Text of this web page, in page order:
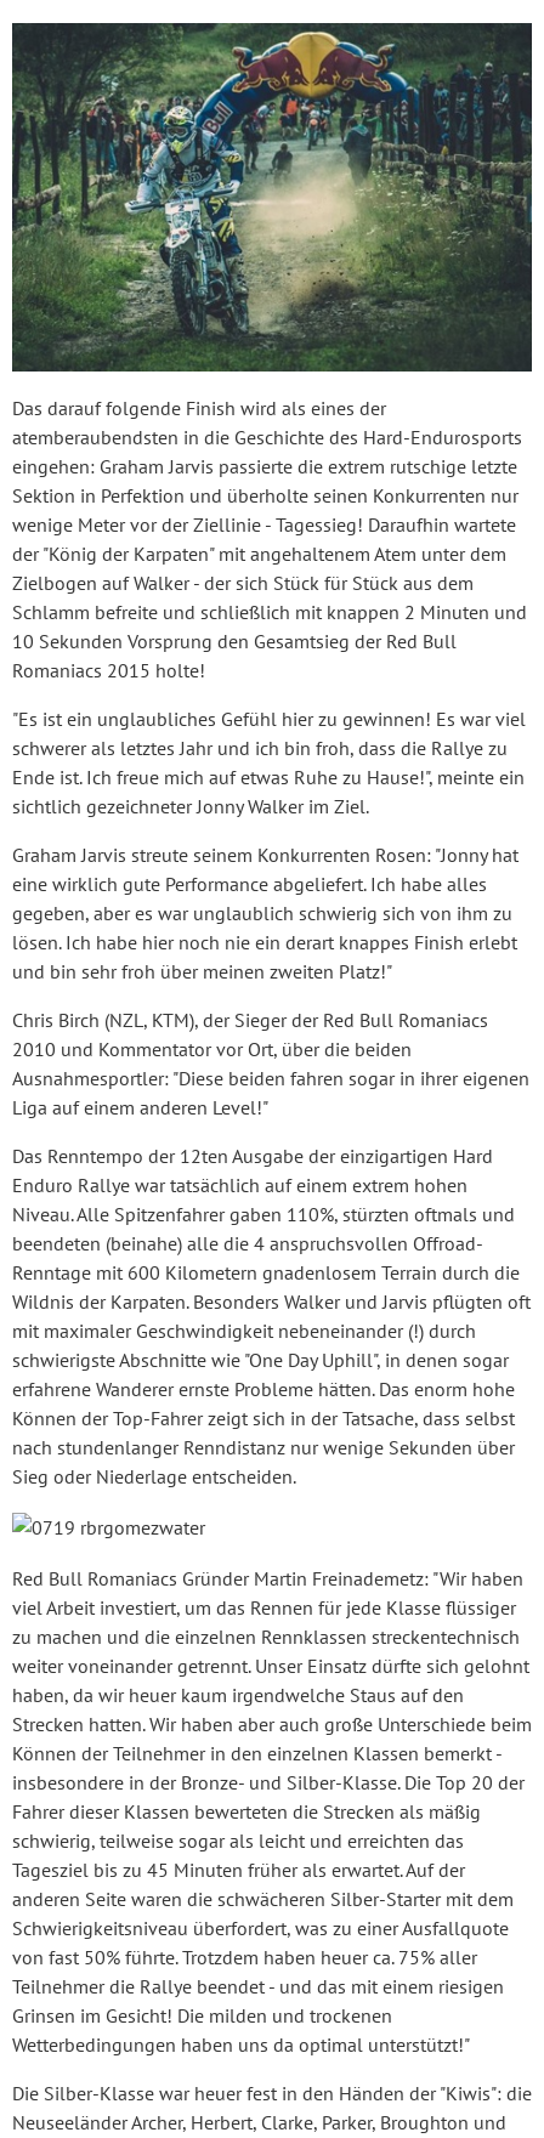
Das darauf folgende Finish wird als eines der
atemberaubendsten in die Geschichte des Hard-Endurosports
eingehen: Graham Jarvis passierte die extrem rutschige letzte
Sektion in Perfektion und überholte seinen Konkurrenten nur
wenige Meter vor der Ziellinie - Tagessieg! Daraufhin wartete
der "König der Karpaten" mit angehaltenem Atem unter dem
Zielbogen auf Walker - der sich Stück für Stück aus dem
Schlamm befreite und schließlich mit knappen 2 Minuten und
10 Sekunden Vorsprung den Gesamtsieg der Red Bull
Romaniacs 2015 holte!
"Es ist ein unglaubliches Gefühl hier zu gewinnen! Es war viel
schwerer als letztes Jahr und ich bin froh, dass die Rallye zu
Ende ist. Ich freue mich auf etwas Ruhe zu Hause!", meinte ein
sichtlich gezeichneter Jonny Walker im Ziel.
Graham Jarvis streute seinem Konkurrenten Rosen: "Jonny hat
eine wirklich gute Performance abgeliefert. Ich habe alles
gegeben, aber es war unglaublich schwierig sich von ihm zu
lösen. Ich habe hier noch nie ein derart knappes Finish erlebt
und bin sehr froh über meinen zweiten Platz!"
Chris Birch (NZL, KTM), der Sieger der Red Bull Romaniacs
2010 und Kommentator vor Ort, über die beiden
Ausnahmesportler: "Diese beiden fahren sogar in ihrer eigenen
Liga auf einem anderen Level!"
Das Renntempo der 12ten Ausgabe der einzigartigen Hard
Enduro Rallye war tatsächlich auf einem extrem hohen
Niveau. Alle Spitzenfahrer gaben 110%, stürzten oftmals und
beendeten (beinahe) alle die 4 anspruchsvollen Offroad-
Renntage mit 600 Kilometern gnadenlosem Terrain durch die
Wildnis der Karpaten. Besonders Walker und Jarvis pflügten oft
mit maximaler Geschwindigkeit nebeneinander (!) durch
schwierigste Abschnitte wie "One Day Uphill", in denen sogar
erfahrene Wanderer ernste Probleme hätten. Das enorm hohe
Können der Top-Fahrer zeigt sich in der Tatsache, dass selbst
nach stundenlanger Renndistanz nur wenige Sekunden über
Sieg oder Niederlage entscheiden.
Red Bull Romaniacs Gründer Martin Freinademetz: "Wir haben
viel Arbeit investiert, um das Rennen für jede Klasse flüssiger
zu machen und die einzelnen Rennklassen streckentechnisch
weiter voneinander getrennt. Unser Einsatz dürfte sich gelohnt
haben, da wir heuer kaum irgendwelche Staus auf den
Strecken hatten. Wir haben aber auch große Unterschiede beim
Können der Teilnehmer in den einzelnen Klassen bemerkt -
insbesondere in der Bronze- und Silber-Klasse. Die Top 20 der
Fahrer dieser Klassen bewerteten die Strecken als mäßig
schwierig, teilweise sogar als leicht und erreichten das
Tagesziel bis zu 45 Minuten früher als erwartet. Auf der
anderen Seite waren die schwächeren Silber-Starter mit dem
Schwierigkeitsniveau überfordert, was zu einer Ausfallquote
von fast 50% führte. Trotzdem haben heuer ca. 75% aller
Teilnehmer die Rallye beendet - und das mit einem riesigen
Grinsen im Gesicht! Die milden und trockenen
Wetterbedingungen haben uns da optimal unterstützt!"
Die Silber-Klasse war heuer fest in den Händen der "Kiwis": die
Neuseeländer Archer, Herbert, Clarke, Parker, Broughton und